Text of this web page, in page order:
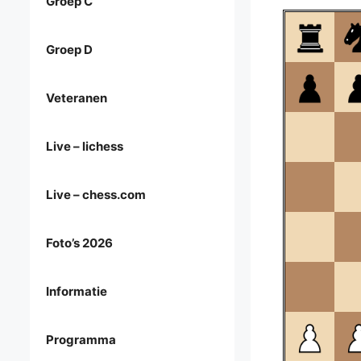
Groep D
Veteranen
Live – lichess
Live – chess.com
Foto’s 2026
Informatie
Programma